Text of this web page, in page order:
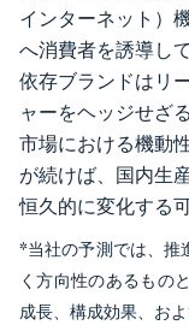
インターネット）
へ消費者を誘導し
依存ブランドはリ
ャーをヘッジせざ
市場における機動
が続けば、国内生
恒久的に変化する
*当社の予測では、推
く方向性のあるもの
成長、構成効果、お